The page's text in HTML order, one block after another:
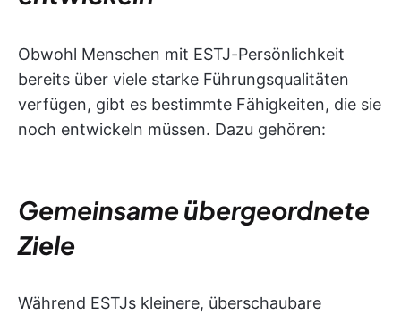
Obwohl Menschen mit ESTJ-Persönlichkeit
bereits über viele starke Führungsqualitäten
verfügen, gibt es bestimmte Fähigkeiten, die sie
noch entwickeln müssen. Dazu gehören:
Gemeinsame übergeordnete
Ziele
Während ESTJs kleinere, überschaubare